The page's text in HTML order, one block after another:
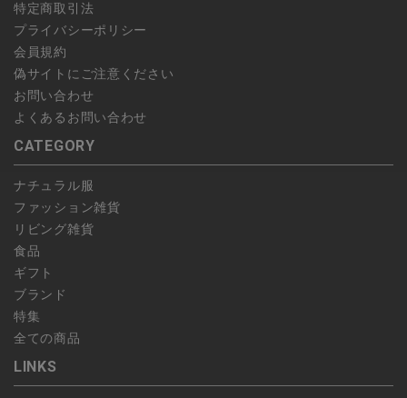
特定商取引法
プライバシーポリシー
会員規約
偽サイトにご注意ください
お問い合わせ
よくあるお問い合わせ
CATEGORY
ナチュラル服
ファッション雑貨
リビング雑貨
食品
ギフト
ブランド
特集
全ての商品
LINKS